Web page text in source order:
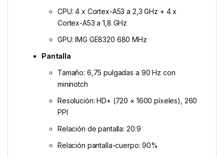
CPU: 4 x Cortex-A53 a 2,3 GHz + 4 x
Cortex-A53 a 1,8 GHz
GPU: IMG GE8320 680 MHz
Pantalla
Tamaño: 6,75 pulgadas a 90 Hz con
mininotch
Resolución: HD+ (720 × 1600 píxeles), 260
PPI
Relación de pantalla: 20:9
Relación pantalla-cuerpo: 90%